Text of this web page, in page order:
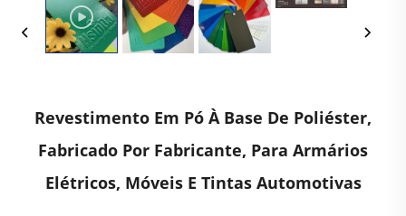
Revestimento Em Pó À Base De Poliéster,
Fabricado Por Fabricante, Para Armários
Elétricos, Móveis E Tintas Automotivas